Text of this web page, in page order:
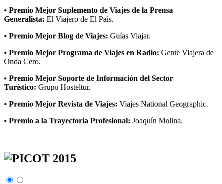
• Premio Mejor Suplemento de Viajes de la Prensa
Generalista: El Viajero de El País.
• Premio Mejor Blog de Viajes: Guías Viajar.
• Premio Mejor Programa de Viajes en Radio: Gente Viajera de
Onda Cero.
• Premio Mejor Soporte de Información del Sector
Turístico: Grupo Hosteltur.
• Premio Mejor Revista de Viajes: Viajes National Geographic.
• Premio a la Trayectoria Profesional: Joaquín Molina.